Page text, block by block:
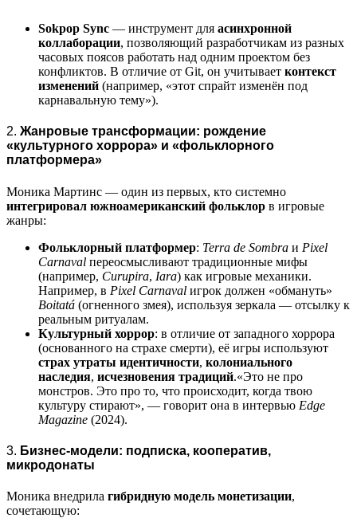
Sokpop Sync — инструмент для асинхронной
коллаборации, позволяющий разработчикам из разных
часовых поясов работать над одним проектом без
конфликтов. В отличие от Git, он учитывает контекст
изменений (например, «этот спрайт изменён под
карнавальную тему»).
2. Жанровые трансформации: рождение
«культурного хоррора» и «фольклорного
платформера»
Моника Мартинс — один из первых, кто системно
интегрировал южноамериканский фольклор в игровые
жанры:
Фольклорный платформер: Terra de Sombra и Pixel
Carnaval переосмысливают традиционные мифы
(например, Curupira, Iara) как игровые механики.
Например, в Pixel Carnaval игрок должен «обмануть»
Boitatá (огненного змея), используя зеркала — отсылку к
реальным ритуалам.
Культурный хоррор: в отличие от западного хоррора
(основанного на страхе смерти), её игры используют
страх утраты идентичности, колониального
наследия, исчезновения традиций.«Это не про
монстров. Это про то, что происходит, когда твою
культуру стирают», — говорит она в интервью Edge
Magazine (2024).
3. Бизнес-модели: подписка, кооператив,
микродонаты
Моника внедрила гибридную модель монетизации,
сочетающую: